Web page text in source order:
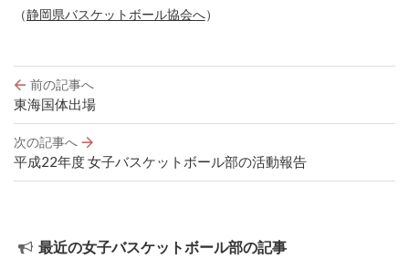
（静岡県バスケットボール協会へ）
投
稿
ナ
ビ
ゲ
ー
ン
前の記事へ
東海国体出場
次の記事へ
平成22年度 女子バスケットボール部の活動報告
最近の女子バスケットボール部の記事